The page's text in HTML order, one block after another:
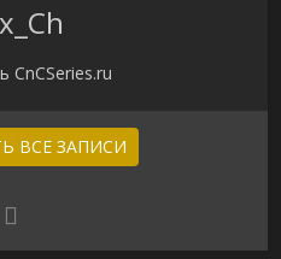
CnCSeries.ru
ВСЕ ЗАПИСИ